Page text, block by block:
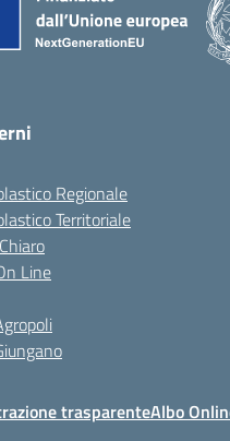
Regionale
Territoriale
Line
trasparenteAlbo